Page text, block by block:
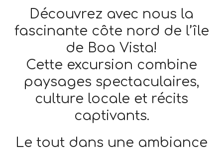
Découvrez avec nous la
fascinante côte nord de l’île
de Boa Vista!
Cette excursion combine
paysages spectaculaires,
culture locale et récits
captivants.
Le tout dans une ambiance